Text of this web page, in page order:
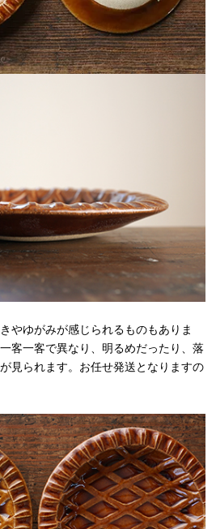
やゆがみが感じられるものもありま
客一客で異なり、明るめだったり、落
見られます。お任せ発送となりますの